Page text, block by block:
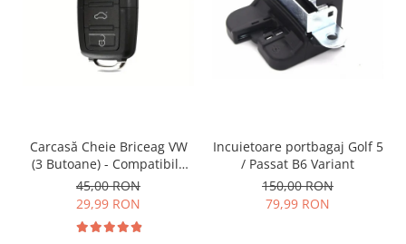
Carcasă Cheie Briceag VW
(3 Butoane) - Compatibilă
Golf 5, Jetta, Touran etc
45,00 RON
29,99 RON
Incuietoare portbagaj Golf 5
/ Passat B6 Variant
150,00 RON
79,99 RON